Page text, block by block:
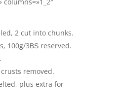
2 cut into chunks.
100g/3ВЅ reserved.
removed.
plus extra for